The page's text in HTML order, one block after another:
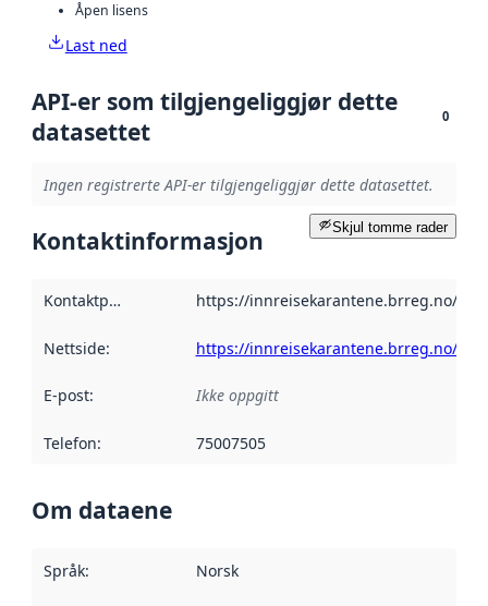
Åpen lisens
Last ned
API-er som tilgjengeliggjør dette
datasettet
0
Ingen registrerte API-er tilgjengeliggjør dette datasettet.
Skjul tomme rader
Kontaktinformasjon
Kontaktpunkt https://innreisekarantene.brreg.no/
Nettside: https://innreisekarantene.brreg.no/
E-post: Ikke oppgitt
Telefon: 75007505
Om dataene
Språk: Norsk